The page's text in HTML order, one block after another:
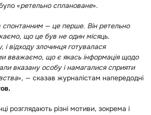
«ретельно сплановане».
спонтанним — це перше. Він ретельно
що це був не один місяць.
і відходу злочинця готувалася
вважаємо, що є якась інформація щодо
вказану особу і намагалися сприяти
», — сказав журналістам напередодні
розглядають різні мотиви, зокрема і